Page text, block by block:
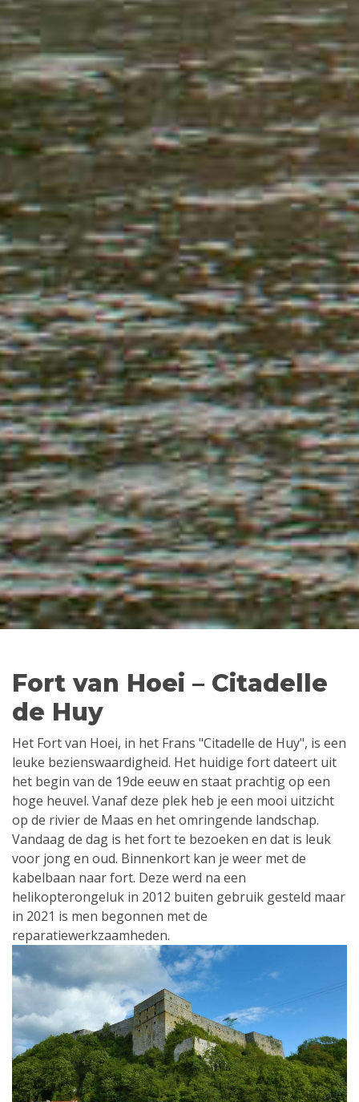
Fort van Hoei – Citadelle
de Huy
Het Fort van Hoei, in het Frans "Citadelle de Huy", is een
leuke bezienswaardigheid. Het huidige fort dateert uit
het begin van de 19de eeuw en staat prachtig op een
hoge heuvel. Vanaf deze plek heb je een mooi uitzicht
op de rivier de Maas en het omringende landschap.
Vandaag de dag is het fort te bezoeken en dat is leuk
voor jong en oud. Binnenkort kan je weer met de
kabelbaan naar fort. Deze werd na een
helikopterongeluk in 2012 buiten gebruik gesteld maar
in 2021 is men begonnen met de
reparatiewerkzaamheden.